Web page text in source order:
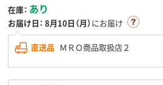
在庫： あり
お届け日： 8月10日（月）にお届け
直送品 ＭＲＯ商品取扱店２